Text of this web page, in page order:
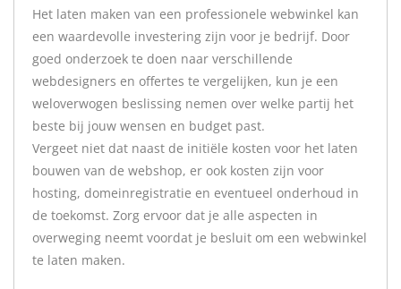
Het laten maken van een professionele webwinkel kan
een waardevolle investering zijn voor je bedrijf. Door
goed onderzoek te doen naar verschillende
webdesigners en offertes te vergelijken, kun je een
weloverwogen beslissing nemen over welke partij het
beste bij jouw wensen en budget past.
Vergeet niet dat naast de initiële kosten voor het laten
bouwen van de webshop, er ook kosten zijn voor
hosting, domeinregistratie en eventueel onderhoud in
de toekomst. Zorg ervoor dat je alle aspecten in
overweging neemt voordat je besluit om een webwinkel
te laten maken.